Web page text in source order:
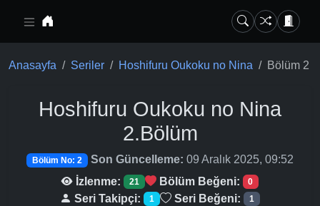
Anasayfa Seriler Hoshifuru Oukoku no Nina Bölüm 2
Hoshifuru Oukoku no Nina
2.Bölüm
Bölüm No: 2 Son Güncelleme: 09 Aralık 2025, 09:52
İzlenme:
21 Bölüm Beğeni: 0
Seri Takipçi: 1 Seri Beğeni: 1